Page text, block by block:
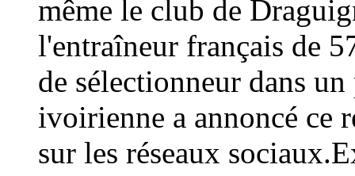
même le club de
l'entraîneur français de
de sélectionneur dans
ivoirienne a annoncé ce
sur les réseaux